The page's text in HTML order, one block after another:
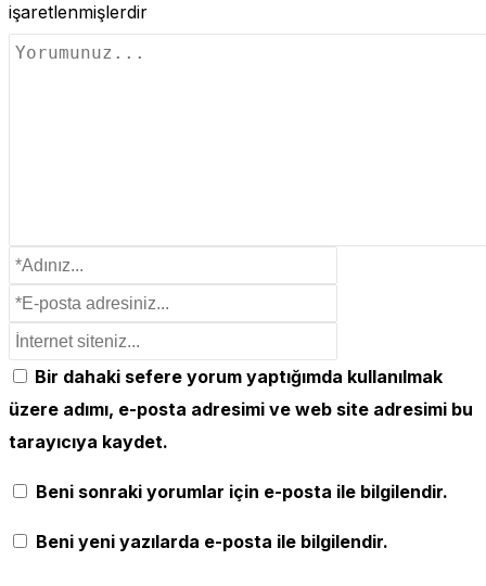
işaretlenmişlerdir
Bir dahaki sefere yorum yaptığımda kullanılmak
üzere adımı, e-posta adresimi ve web site adresimi bu
tarayıcıya kaydet.
Beni sonraki yorumlar için e-posta ile bilgilendir.
Beni yeni yazılarda e-posta ile bilgilendir.